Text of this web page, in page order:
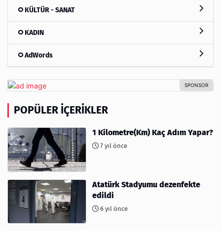
KÜLTÜR - SANAT
KADIN
AdWords
POPÜLER İÇERIKLER
1 Kilometre(Km) Kaç Adım Yapar?
7 yıl önce
Atatürk Stadyumu dezenfekte
edildi
6 yıl önce